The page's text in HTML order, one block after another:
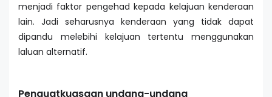
menjadi faktor pengehad kepada kelajuan kenderaan
lain. Jadi seharusnya kenderaan yang tidak dapat
dipandu melebihi kelajuan tertentu menggunakan
laluan alternatif.
Penguatkuasaan undang-undang